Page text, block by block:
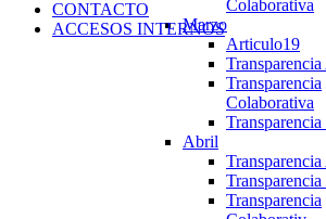
Colaborativa
Marzo
Articulo19
Transparencia
Colaborativa
Abril
Transparencia
Transparencia
CONTACTO
ACCESOS INTERNOS